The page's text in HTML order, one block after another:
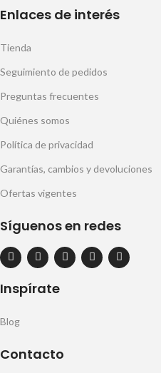
Enlaces de interés
Tienda
Seguimiento de pedidos
Preguntas frecuentes
Quiénes somos
Política de privacidad
Garantías, cambios y devoluciones
Ofertas vigentes
Síguenos en redes
Inspírate
Blog
Contacto